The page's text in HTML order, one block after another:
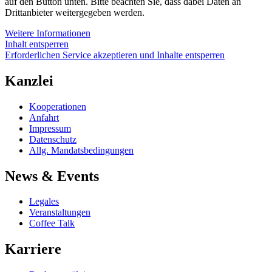
Drittanbieter weitergegeben werden.
Weitere Informationen
Inhalt entsperren
Erforderlichen Service akzeptieren und Inhalte entsperren
Kanzlei
Kooperationen
Anfahrt
Impressum
Datenschutz
Allg. Mandatsbedingungen
News & Events
Legales
Veranstaltungen
Coffee Talk
Karriere